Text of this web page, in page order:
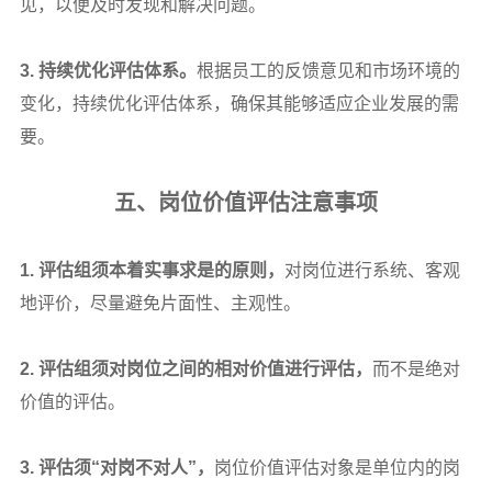
见，以便及时发现和解决问题。
3. 持续优化评估体系。 根据员工的反馈意见和市场环境的
变化，持续优化评估体系，确保其能够适应企业发展的需
要。
五、岗位价值评估注意事项
1. 评估组须本着实事求是的原则， 对岗位进行系统、客观
地评价，尽量避免片面性、主观性。
2. 评估组须对岗位之间的相对价值进行评估， 而不是绝对
价值的评估。
3. 评估须“对岗不对人”， 岗位价值评估对象是单位内的岗